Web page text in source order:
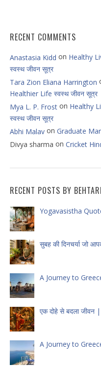
RECENT COMMENTS
Anastasia Kidd on Healthy
स्वस्थ जीवन सूत्र
Tara Zion Eliana Harrington
Healthier Life स्वस्थ जीवन सूत्र
Mya L. P. Frost on Healthy
स्वस्थ जीवन सूत्र
Abhi Malav on Graduate
Divya sharma on Cricket
RECENT POSTS BY
Yogavasistha
सुबह की दिनचर्या जो
A Journey to
एक दोहे से बदला जीवन |
A Journey to